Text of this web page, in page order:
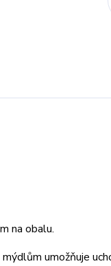
na obalu.
umožňuje